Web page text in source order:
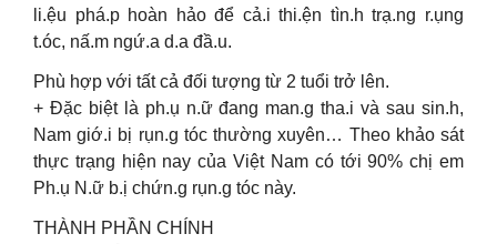
li.ệu phá.p hoàn hảo để cả.i thi.ện tìn.h trạ.ng r.ụng
t.óc, nấ.m ngứ.a d.a đầ.u.
Phù hợp với tất cả đối tượng từ 2 tuổi trở lên.
+ Đặc biệt là ph.ụ n.ữ đang man.g tha.i và sau sin.h,
Nam giớ.i bị rụn.g tóc thường xuyên… Theo khảo sát
thực trạng hiện nay của Việt Nam có tới 90% chị em
Ph.ụ N.ữ b.ị chứn.g rụn.g tóc này.
THÀNH PHẦN CHÍNH